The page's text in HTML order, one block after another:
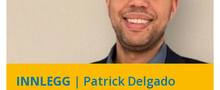
INNLEGG | Patrick Delgado